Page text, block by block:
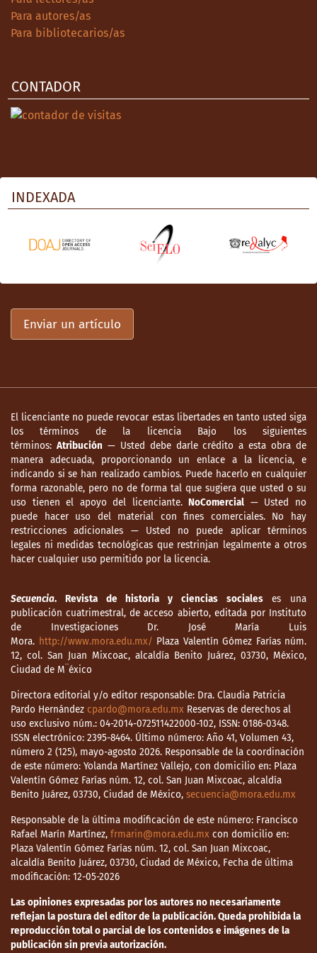
Para autores/as
Para bibliotecarios/as
CONTADOR
INDEXADA
Enviar un artículo
El licenciante no puede revocar estas libertades en tanto usted siga
los términos de la licencia Bajo los siguientes
términos: Atribución — Usted debe darle crédito a esta obra de
manera adecuada, proporcionando un enlace a la licencia, e
indicando si se han realizado cambios. Puede hacerlo en cualquier
forma razonable, pero no de forma tal que sugiera que usted o su
uso tienen el apoyo del licenciante.NoComercial — Usted no
puede hacer uso del material con fines comerciales. No hay
restricciones adicionales — Usted no puede aplicar términos
legales ni medidas tecnológicas que restrinjan legalmente a otros
hacer cualquier uso permitido por la licencia.
Secuencia. Revista de historia y ciencias socialeses una
publicación cuatrimestral, de acceso abierto, editada por Instituto
de Investigaciones Dr. José María Luis
Mora. http://www.mora.edu.mx/ Plaza Valentín Gómez Farías núm.
12, col. San Juan Mixcoac, alcaldía Benito Juárez, 03730, México,
Ciudad de M¨éxico
Directora editorial y/o editor responsable: Dra. Claudia Patricia
Pardo Hernández cpardo@mora.edu.mx Reservas de derechos al
uso exclusivo núm.: 04-2014-072511422000-102, ISSN: 0186-0348.
ISSN electrónico: 2395-8464. Último número: Año 41, Volumen 43,
número 2 (125), mayo-agosto 2026. Responsable de la coordinación
de este número: Yolanda Martínez Vallejo, con domicilio en: Plaza
Valentín Gómez Farías núm. 12, col. San Juan Mixcoac, alcaldía
Benito Juárez, 03730, Ciudad de México, secuencia@mora.edu.mx
Responsable de la última modificación de este número: Francisco
Rafael Marín Martínez, frmarin@mora.edu.mx con domicilio en:
Plaza Valentín Gómez Farías núm. 12, col. San Juan Mixcoac,
alcaldía Benito Juárez, 03730, Ciudad de México, Fecha de última
modificación: 12-05-2026
Las opiniones expresadas por los autores no necesariamente
reflejan la postura del editor de la publicación. Queda prohibida la
reproducción total o parcial de los contenidos e imágenes de la
publicación sin previa autorización.